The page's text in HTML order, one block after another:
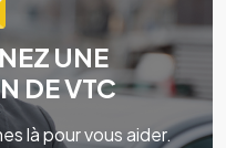
UNE
DE VTC
là pour vous aider.